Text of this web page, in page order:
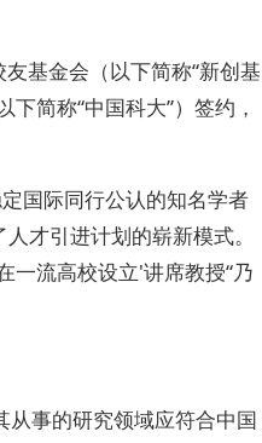
基金会（以下简称“新创基
简称“中国科大”）签约，
国际同行公认的知名学者
才引进计划的崭新模式。
一流高校设立'讲席教授“乃
从事的研究领域应符合中国